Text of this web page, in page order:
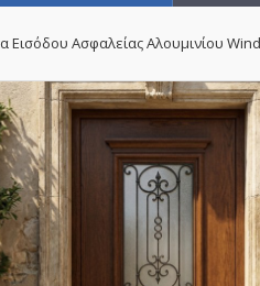
Εισόδου Ασφαλείας Αλουμινίου